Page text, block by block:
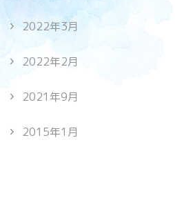
2022年3月
2022年2月
2021年9月
2015年1月